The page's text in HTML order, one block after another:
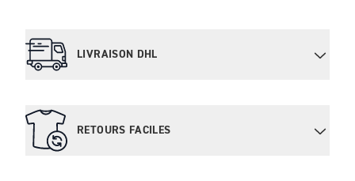
LIVRAISON DHL
RETOURS FACILES